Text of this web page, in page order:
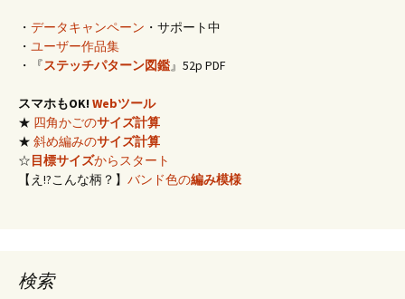
・ データキャンペーン ・サポート中
・ ユーザー作品集
・『ステッチパターン図鑑』52p PDF
スマホもOK! Webツール
★ 四角かごのサイズ計算
★ 斜め編みのサイズ計算
☆目標サイズからスタート
【え!?こんな柄？】 バンド色の編み模様
検索